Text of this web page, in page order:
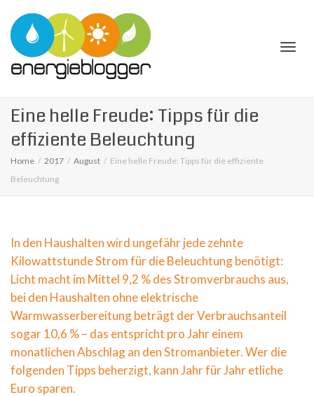
Eine helle Freude: Tipps für die
effiziente Beleuchtung
Home 2017 August
Eine helle Freude: Tipps für die effiziente
Beleuchtung
In den Haushalten wird ungefähr jede zehnte
Kilowattstunde Strom für die Beleuchtung benötigt:
Licht macht im Mittel 9,2 % des Stromverbrauchs aus,
bei den Haushalten ohne elektrische
Warmwasserbereitung beträgt der Verbrauchsanteil
sogar 10,6 % – das entspricht pro Jahr einem
monatlichen Abschlag an den Stromanbieter. Wer die
folgenden Tipps beherzigt, kann Jahr für Jahr etliche
Euro sparen.